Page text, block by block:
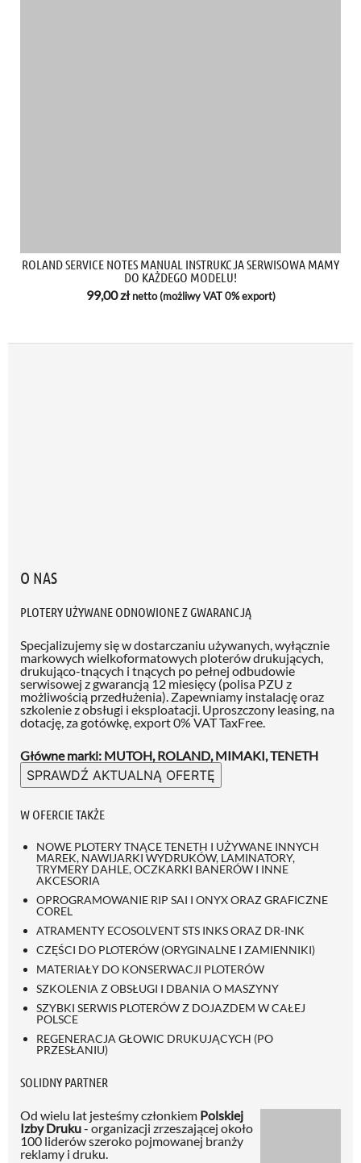
ROLAND SERVICE NOTES MANUAL INSTRUKCJA SERWISOWA MAMY
DO KAŻDEGO MODELU!
99,00zł netto (możliwy VAT 0% export)
O NAS
PLOTERY UŻYWANE ODNOWIONE Z GWARANCJĄ
Specjalizujemy się w dostarczaniu używanych, wyłącznie
markowych wielkoformatowych ploterów drukujących,
drukująco-tnących i tnących po pełnej odbudowie
serwisowej z gwarancją 12 miesięcy (polisa PZU z
możliwością przedłużenia). Zapewniamy instalację oraz
szkolenie z obsługi i eksploatacji. Uproszczony leasing, na
dotację, za gotówkę, export 0% VAT TaxFree.
Główne marki: MUTOH, ROLAND, MIMAKI, TENETH
SPRAWDŹ AKTUALNĄ OFERTĘ
W OFERCIE TAKŻE
NOWE PLOTERY TNĄCE TENETH I UŻYWANE INNYCH
MAREK, NAWIJARKI WYDRUKÓW, LAMINATORY,
TRYMERY DAHLE, OCZKARKI BANERÓW I INNE
AKCESORIA
OPROGRAMOWANIE RIP SAI I ONYX ORAZ GRAFICZNE
COREL
ATRAMENTY ECOSOLVENT STS INKS ORAZ DR-INK
CZĘŚCI DO PLOTERÓW (ORYGINALNE I ZAMIENNIKI)
MATERIAŁY DO KONSERWACJI PLOTERÓW
SZKOLENIA Z OBSŁUGI I DBANIA O MASZYNY
SZYBKI SERWIS PLOTERÓW Z DOJAZDEM W CAŁEJ
POLSCE
REGENERACJA GŁOWIC DRUKUJĄCYCH (PO
PRZESŁANIU)
SOLIDNY PARTNER
Od wielu lat jesteśmy członkiem Polskiej
Izby Druku- organizacji zrzeszającej około
100 liderów szeroko pojmowanej branży
reklamy i druku.